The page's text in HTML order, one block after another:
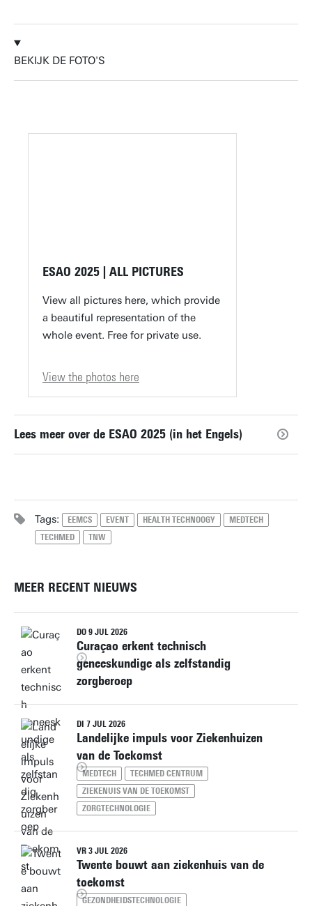
BEKIJK DE FOTO'S
ESAO 2025 | ALL PICTURES
View all pictures here, which provide
a beautiful representation of the
whole event. Free for private use.
View the photos here
Lees meer over de ESAO 2025 (in het Engels)
Tags: EEMCS EVENT HEALTH TECHNOOGY
MEDTECH
TECHMED
TNW
MEER RECENT NIEUWS
DO 9 JUL 2026
Curaçao erkent technisch
geneeskundige als zelfstandig
zorgberoep
DI 7 JUL 2026
Landelijke impuls voor Ziekenhuizen
van de Toekomst
MEDTECH
TECHMED CENTRUM
ZIEKENUIS VAN DE TOEKOMST
ZORGTECHNOLOGIE
VR 3 JUL 2026
Twente bouwt aan ziekenhuis van de
toekomst
GEZONDHEIDSTECHNOLOGIE